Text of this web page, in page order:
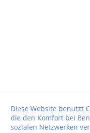
Diese Website benutzt
die den Komfort bei
sozialen Netzwerken